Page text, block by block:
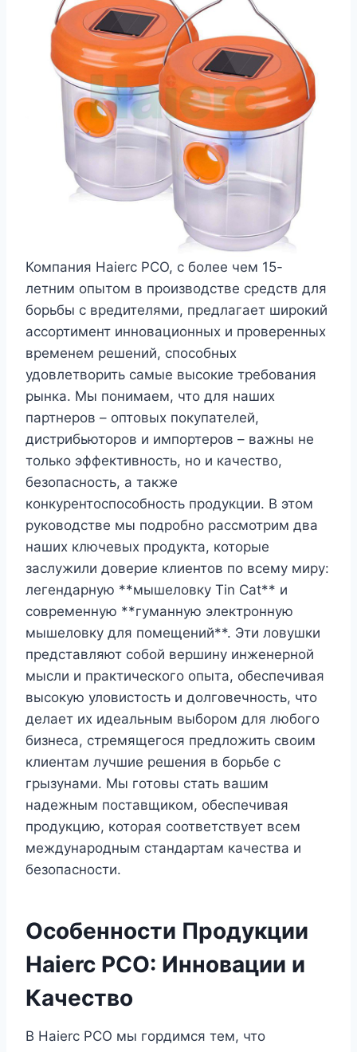
Компания Haierc PCO, с более чем 15-
летним опытом в производстве средств для
борьбы с вредителями, предлагает широкий
ассортимент инновационных и проверенных
временем решений, способных
удовлетворить самые высокие требования
рынка. Мы понимаем, что для наших
партнеров – оптовых покупателей,
дистрибьюторов и импортеров – важны не
только эффективность, но и качество,
безопасность, а также
конкурентоспособность продукции. В этом
руководстве мы подробно рассмотрим два
наших ключевых продукта, которые
заслужили доверие клиентов по всему миру:
легендарную **мышеловку Tin Cat** и
современную **гуманную электронную
мышеловку для помещений**. Эти ловушки
представляют собой вершину инженерной
мысли и практического опыта, обеспечивая
высокую уловистость и долговечность, что
делает их идеальным выбором для любого
бизнеса, стремящегося предложить своим
клиентам лучшие решения в борьбе с
грызунами. Мы готовы стать вашим
надежным поставщиком, обеспечивая
продукцию, которая соответствует всем
международным стандартам качества и
безопасности.
Особенности Продукции
Haierc PCO: Инновации и
Качество
В Haierc PCO мы гордимся тем, что